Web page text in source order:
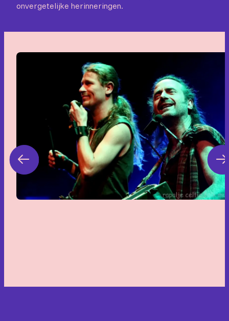
onvergetelijke herinneringen.